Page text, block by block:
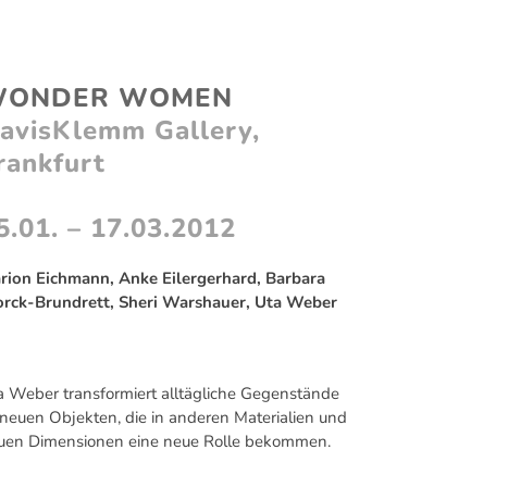
WOMEN
Gallery,
– 17.03.2012
Eichmann, Anke Eilergerhard, Barbara
Brundrett, Sheri Warshauer, Uta Weber
Weber transformiert alltägliche Gegenstände
Objekten, die in anderen Materialien und
Dimensionen eine neue Rolle bekommen.